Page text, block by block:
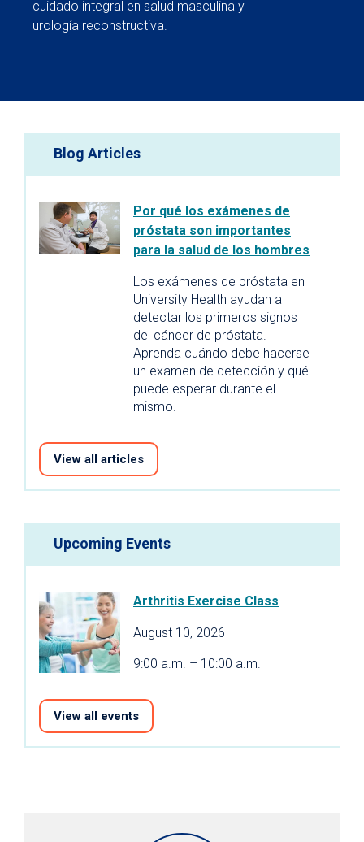
cuidado integral en salud masculina y
urología reconstructiva.
Blog Articles
Por qué los exámenes de
próstata son importantes
para la salud de los hombres
Los exámenes de próstata en
University Health ayudan a
detectar los primeros signos
del cáncer de próstata.
Aprenda cuándo debe hacerse
un examen de detección y qué
puede esperar durante el
mismo.
View all articles
Upcoming Events
Arthritis Exercise Class
August 10, 2026
9:00 a.m. – 10:00 a.m.
View all events